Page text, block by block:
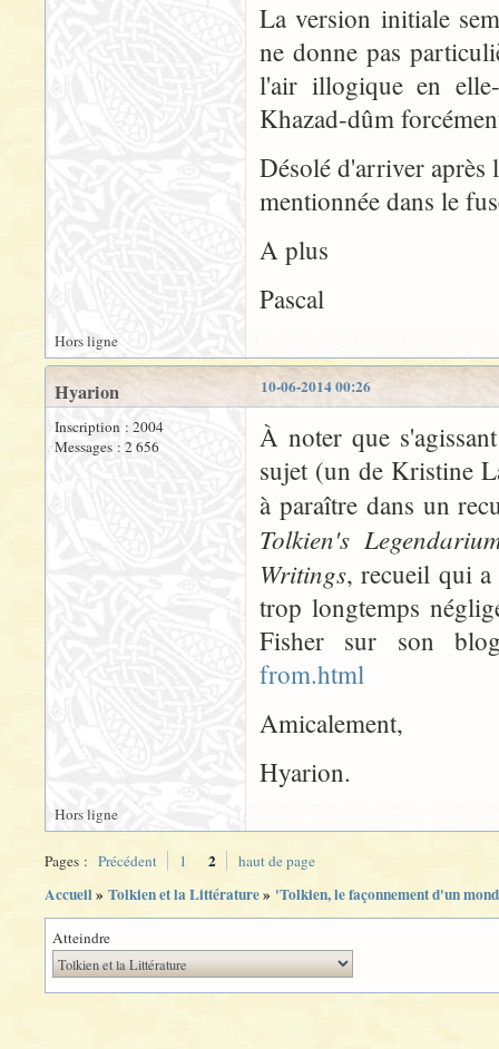
La version initiale
ne donne pas
l'air illogique en
Khazad-dûm
Désolé d'arriver après
mentionnée dans le
A plus
Pascal
Hors ligne
10-06-2014 00:26
Hyarion
Inscription : 2004
Messages : 2 656
À noter que
sujet (un de Kristine
à paraître dans un
Tolkien's
Writings, recueil qui
trop longtemps
Fisher sur son
from.html
Amicalement,
Hyarion.
Hors ligne
Pages : Précédent 1 2 haut de page
Accueil» Tolkien et la Littérature» 'Tolkien, le façonnement d'un
Atteindre